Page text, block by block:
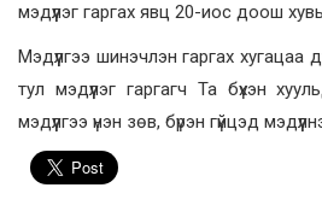
мэдүүлэг гаргах явц 20-иос доош
Мэдүүлгээ шинэчлэн гаргах хугацаа
тул мэдүүлэг гаргагч Та бүхэн
мэдүүлгээ үнэн зөв, бүрэн гүйцэд мэдүүлнэ